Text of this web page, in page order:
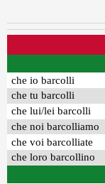
che io barcolli
che tu barcolli
che lui/lei barcolli
che noi barcolliamo
che voi barcolliate
che loro barcollino